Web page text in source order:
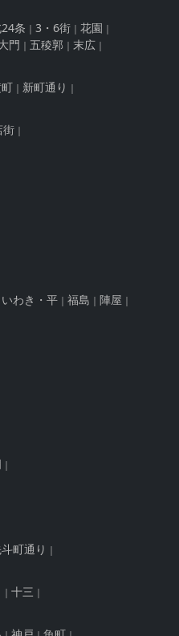
条 3・6街
花園
門 五稜郭 末広
新町通り
街
いわき・平 福島 陣屋
町通り
十三